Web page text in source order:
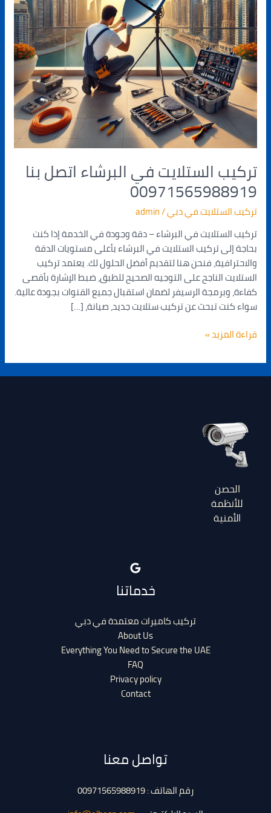
تركيب الستلايت في البرشاء اتصل بنا
00971565988919
تركيب الستلايت في دبي/
admin
تركيب الستلايت في البرشاء – دقة وجودة في الخدمة إذا كنت
بحاجة إلى تركيب الستلايت في البرشاء بأعلى مستويات الدقة
والاحترافية، فنحن هنا لتقديم أفضل الحلول لك. يعتمد تركيب
الستلايت الناجح على التوجيه الصحيح للطبق، ضبط الإشارة بأقصى
كفاءة، وبرمجة الرسيفر لضمان استقبال جميع القنوات بجودة عالية.
سواء كنت تبحث عن تركيب ستلايت جديد، صيانة، […]
قراءة المزيد »
الحصن
للأنظمة
الأمنية
خدماتنا
تركيب كاميرات معتمدة في دبي
About Us
Everything You Need to Secure the UAE
FAQ
Privacy policy
Contact
تواصل معنا
رقم الهاتف : 00971565988919